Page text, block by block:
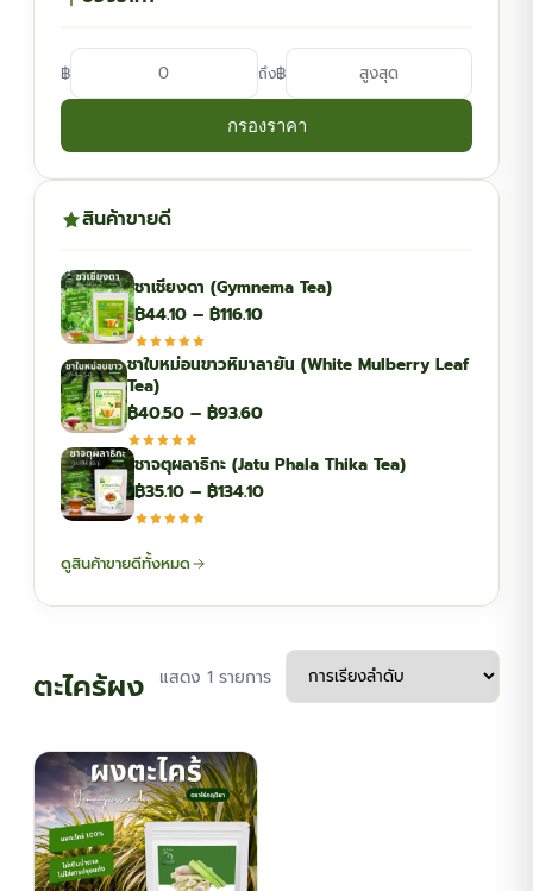
฿ ถึง฿
กรองราคา
สินค้าขายดี
ชาเชียงดา (Gymnema Tea)
฿44.10 – ฿116.10Price
฿44.10
฿116.10
ชาใบหม่อนขาวหิมาลายัน (White Mulberry Leaf
Tea)
฿40.50 – ฿93.60Price
฿40.50
through
ชาจตุผลาธิกะ (Jatu Phala Thika Tea)
฿35.10 – ฿134.10Price
ดูสินค้าขายดีทั้งหมด
ตะไคร้ผง แสดง 1 รายการ